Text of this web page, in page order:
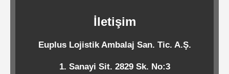
Temizlik
İletişim
Euplus Lojistik Ambalaj San. Tic. A.Ş.
1. Sanayi Sit. 2829 Sk. No:3